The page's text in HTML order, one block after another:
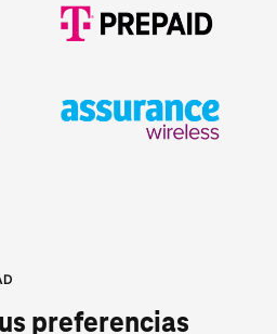
preferencias